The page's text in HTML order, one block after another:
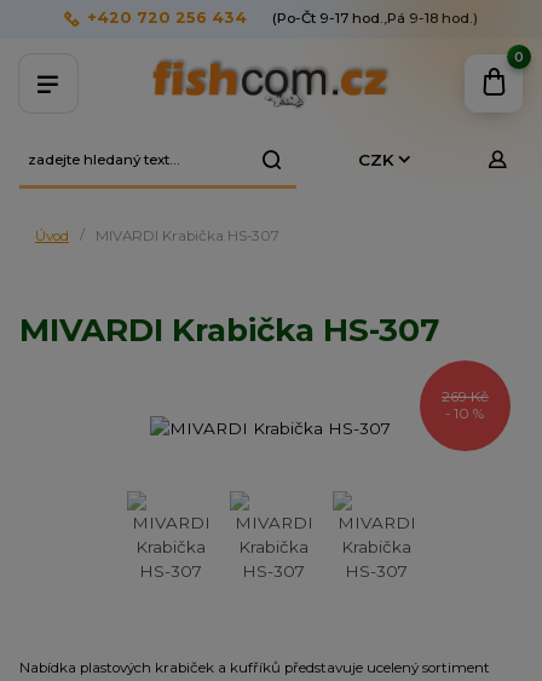
CZK
+420 720 256 434 (Po-Čt 9-17 hod.,Pá 9-18 hod.)
0
Úvod MIVARDI Krabička HS-307
MIVARDI Krabička HS-307
269 Kč
- 10 %
Nabídka plastových krabiček a kufříků představuje ucelený sortiment